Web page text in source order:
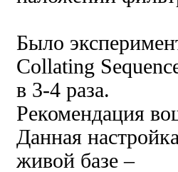
Было
Collating
в 3-4 раза.
Рекомендация
Данная
живой базе –